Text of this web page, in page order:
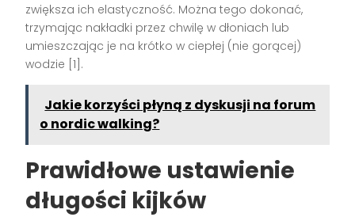
zwiększa ich elastyczność. Można tego dokonać,
trzymając nakładki przez chwilę w dłoniach lub
umieszczając je na krótko w ciepłej (nie gorącej)
wodzie [1].
Jakie korzyści płyną z dyskusji na forum
o nordic walking?
Prawidłowe ustawienie
długości kijków